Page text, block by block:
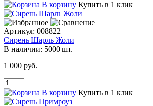
В корзину Купить в 1 клик
Артикул: 008822
Сирень Шарль Жоли
В наличии: 5000 шт.
1 000 руб.
В корзину Купить в 1 клик